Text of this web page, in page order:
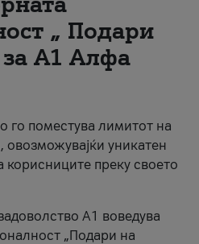
„ Подари
за А1 Алфа
го поместува лимитот на
уникатен
корисниците преку своето
А1 воведува
„Подари на